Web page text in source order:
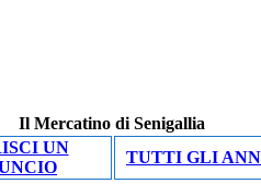
Il Mercatino di Senigallia
UN
TUTTI GLI